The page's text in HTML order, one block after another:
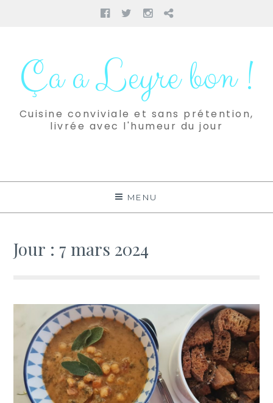
Facebook
TwitterInstagram
Pinterest
contenuÇa a Leyre bon !
Cuisine conviviale et sans prétention,
livrée avec l'humeur du jour
MENU
Jour : 7 mars 2024